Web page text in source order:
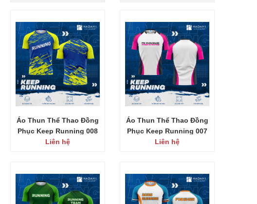
Áo Thun Thể Thao Đồng
Phục Keep Running 008
Liên hệ
Áo Thun Thể Thao Đồng
Phục Keep Running 007
Liên hệ